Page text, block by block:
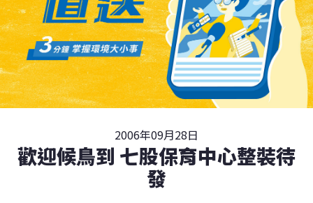
2006年09月28日
歡迎候鳥到 七股保育中心整裝待
發